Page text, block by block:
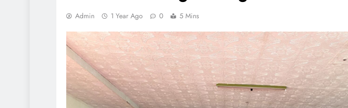
Admin 1 Year Ago 0 5 Mins